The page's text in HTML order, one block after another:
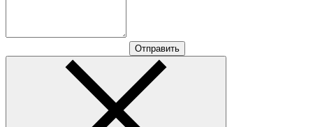
Отправить